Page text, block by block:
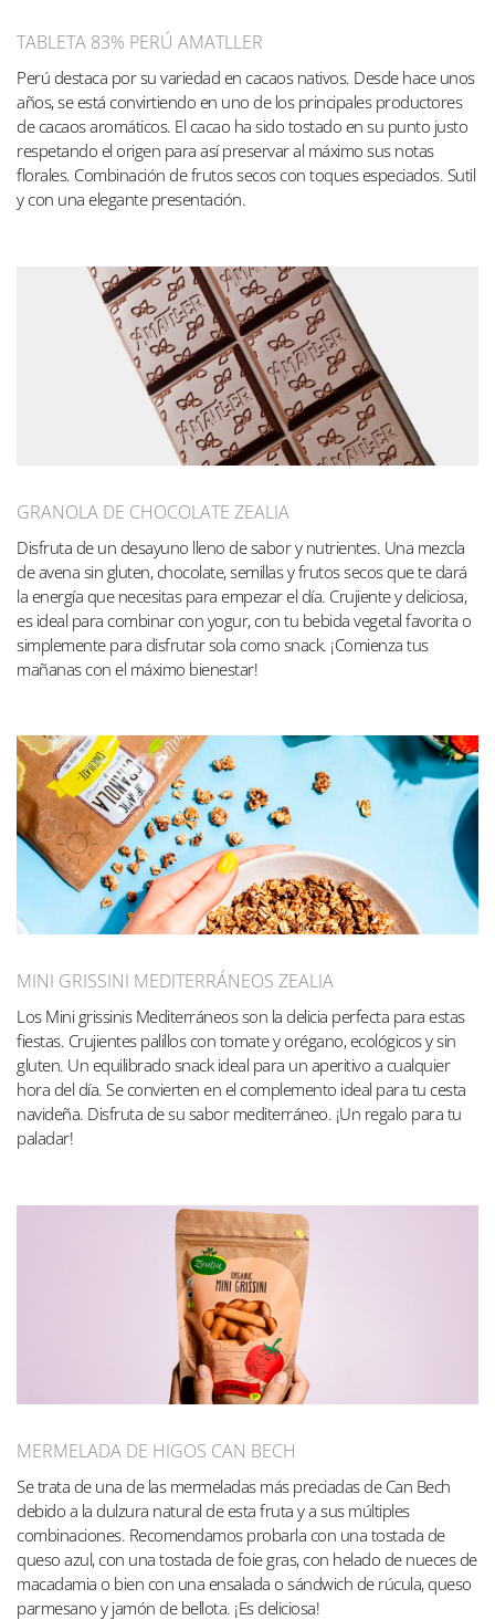
TABLETA 83% PERÚ AMATLLER
Perú destaca por su variedad en cacaos nativos. Desde hace unos
años, se está convirtiendo en uno de los principales productores
de cacaos aromáticos. El cacao ha sido tostado en su punto justo
respetando el origen para así preservar al máximo sus notas
florales. Combinación de frutos secos con toques especiados. Sutil
y con una elegante presentación.
GRANOLA DE CHOCOLATE ZEALIA
Disfruta de un desayuno lleno de sabor y nutrientes. Una mezcla
de avena sin gluten, chocolate, semillas y frutos secos que te dará
la energía que necesitas para empezar el día. Crujiente y deliciosa,
es ideal para combinar con yogur, con tu bebida vegetal favorita o
simplemente para disfrutar sola como snack. ¡Comienza tus
mañanas con el máximo bienestar!
MINI GRISSINI MEDITERRÁNEOS ZEALIA
Los Mini grissinis Mediterráneos son la delicia perfecta para estas
fiestas. Crujientes palillos con tomate y orégano, ecológicos y sin
gluten. Un equilibrado snack ideal para un aperitivo a cualquier
hora del día. Se convierten en el complemento ideal para tu cesta
navideña. Disfruta de su sabor mediterráneo. ¡Un regalo para tu
paladar!
MERMELADA DE HIGOS CAN BECH
Se trata de una de las mermeladas más preciadas de Can Bech
debido a la dulzura natural de esta fruta y a sus múltiples
combinaciones. Recomendamos probarla con una tostada de
queso azul, con una tostada de foie gras, con helado de nueces de
macadamia o bien con una ensalada o sándwich de rúcula, queso
parmesano y jamón de bellota. ¡Es deliciosa!